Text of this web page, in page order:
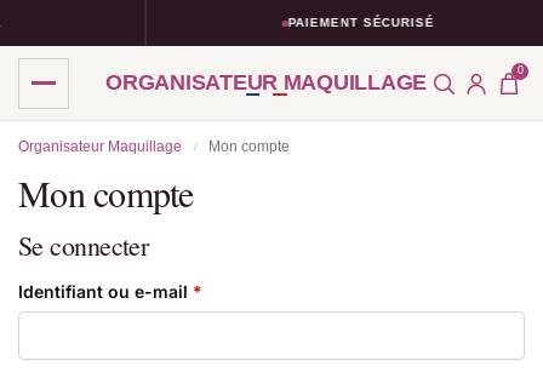
PAIEMENT SÉCURISÉ
ORGANISATEUR MAQUILLAGE 0
Organisateur Maquillage / Mon compte
Mon compte
Se connecter
Identifiant ou e-mail *